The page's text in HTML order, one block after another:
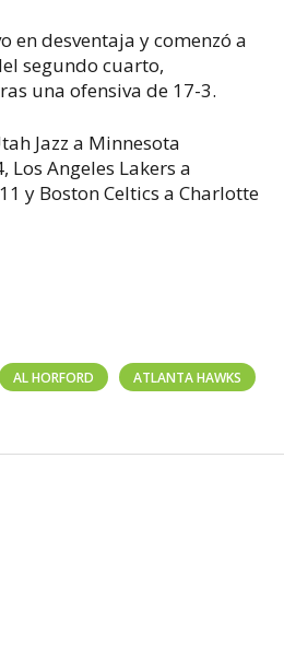
en desventaja y comenzó a
segundo cuarto,
una ofensiva de 17-3.
Jazz a Minnesota
Los Angeles Lakers a
y Boston Celtics a Charlotte
AL HORFORD ATLANTA HAWKS